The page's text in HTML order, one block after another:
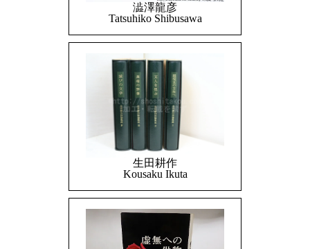
澁澤龍彦
Tatsuhiko Shibusawa
生田耕作
Kousaku Ikuta